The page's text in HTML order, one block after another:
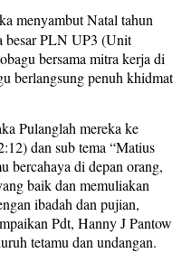
menyambut Natal tahun
besar PLN UP3 (Unit
bersama mitra kerja di
berlangsung penuh khidmat
Pulanglah mereka ke
dan sub tema “Matius
bercahaya di depan orang,
baik dan memuliakan
ibadah dan pujian,
Pdt, Hanny J Pantow
tetamu dan undangan.